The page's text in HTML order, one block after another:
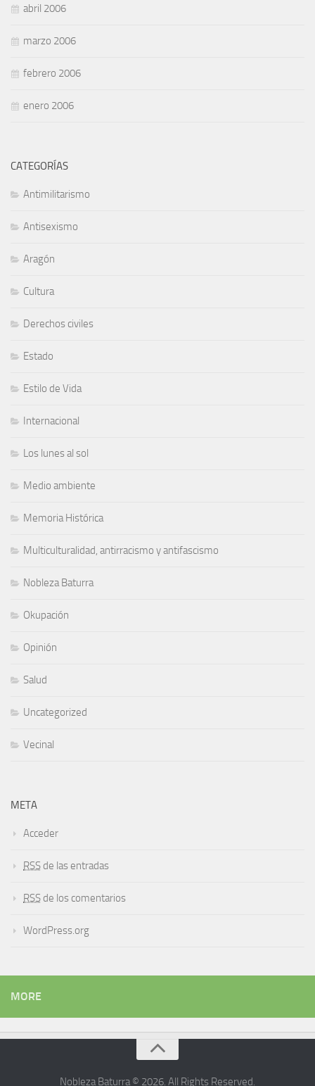
abril 2006
marzo 2006
febrero 2006
enero 2006
CATEGORÍAS
Antimilitarismo
Antisexismo
Aragón
Cultura
Derechos civiles
Estado
Estilo de Vida
Internacional
Los lunes al sol
Medio ambiente
Memoria Histórica
Multiculturalidad, antirracismo y antifascismo
Nobleza Baturra
Okupación
Opinión
Salud
Uncategorized
Vecinal
META
Acceder
RSS de las entradas
RSS de los comentarios
WordPress.org
MORE
Nobleza Baturra © 2026. All Rights Reserved.